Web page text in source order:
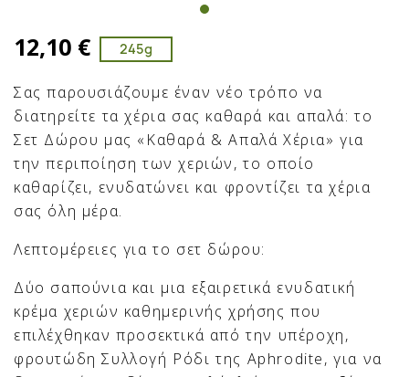
12,10 € 245g
Σας παρουσιάζουμε έναν νέο τρόπο να
διατηρείτε τα χέρια σας καθαρά και απαλά: το
Σετ Δώρου μας «Καθαρά & Απαλά Χέρια» για
την περιποίηση των χεριών, το οποίο
καθαρίζει, ενυδατώνει και φροντίζει τα χέρια
σας όλη μέρα.
Λεπτομέρειες για το σετ δώρου:
Δύο σαπούνια και μια εξαιρετικά ενυδατική
κρέμα χεριών καθημερινής χρήσης που
επιλέχθηκαν προσεκτικά από την υπέροχη,
φρουτώδη Συλλογή Ρόδι της Aphrodite, για να